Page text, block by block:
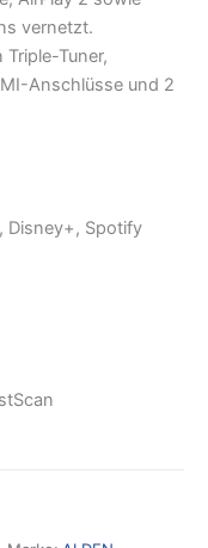
vernetzt.
Tuner,
Anschlüsse und 2
Disney+, Spotify